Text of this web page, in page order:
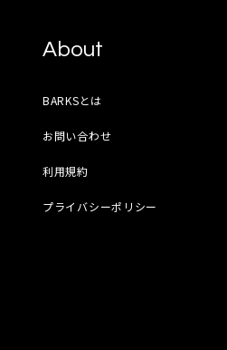
About
BARKSとは
お問い合わせ
利用規約
プライバシーポリシー